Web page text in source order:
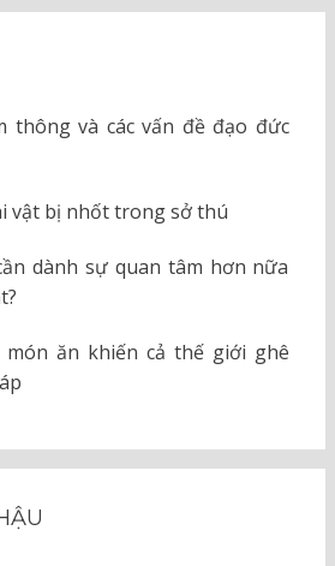
thông và các vấn đề đạo đức
vật bị nhốt trong sở thú
dành sự quan tâm hơn nữa
ăn khiến cả thế giới ghê